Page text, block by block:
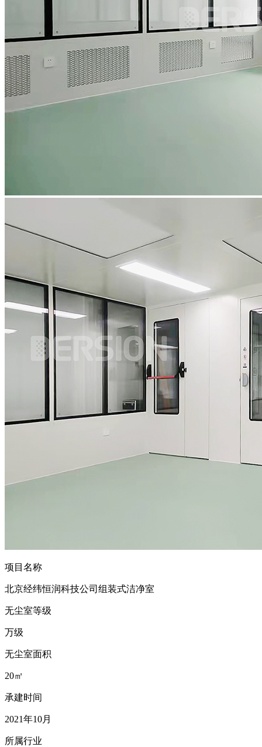
项目名称
北京经纬恒润科技公司组装式洁净室
无尘室等级
万级
无尘室面积
20㎡
承建时间
2021年10月
所属行业